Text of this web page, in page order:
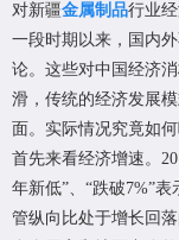
对新疆金属制品行业
一段时期以来，国内
论。这些对中国经济
滑，传统的经济发展
面。实际情况究竟如何
首先来看经济增速。
年新低”、“跌破7%”
管纵向比处于增长回